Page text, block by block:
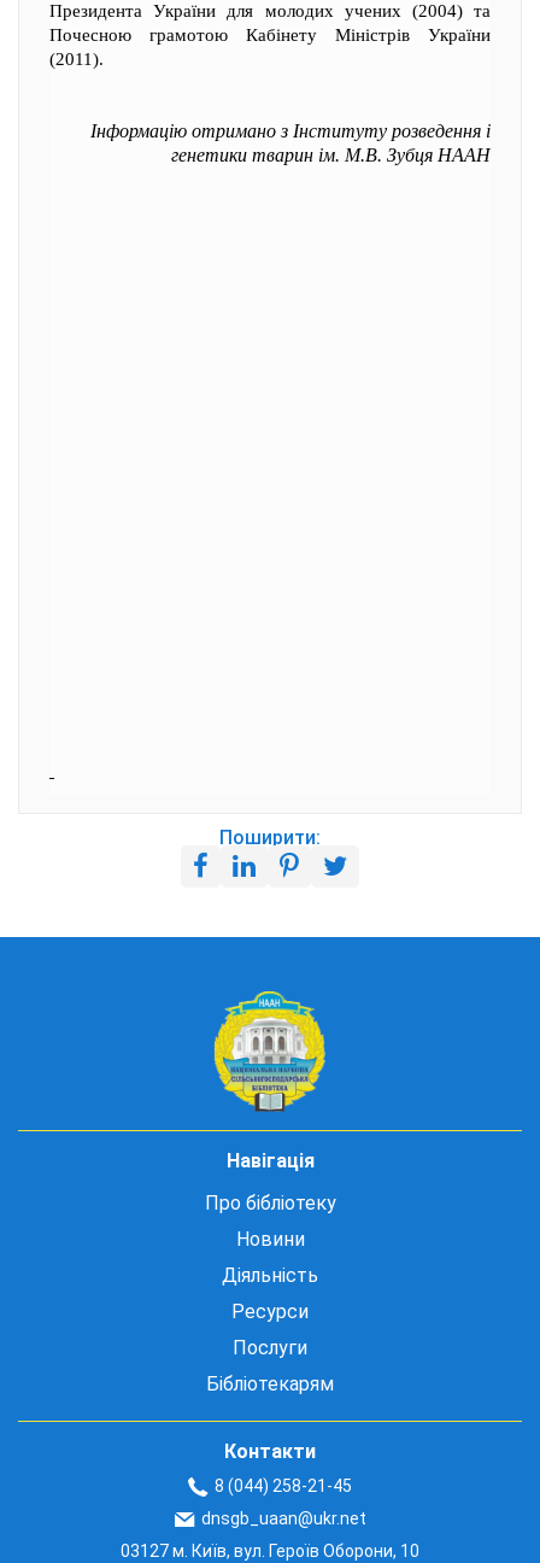
Президента України для молодих учених (2004) та
Почесною грамотою Кабінету Міністрів України
(2011).
Інформацію отримано з Інституту розведення і
генетики тварин ім. М.В. Зубця НААН
Поширити:
Навігація
Про бібліотеку
Новини
Діяльність
Ресурси
Послуги
Бібліотекарям
Контакти
8 (044) 258-21-45
dnsgb_uaan@ukr.net
03127 м. Київ, вул. Героїв Оборони, 10